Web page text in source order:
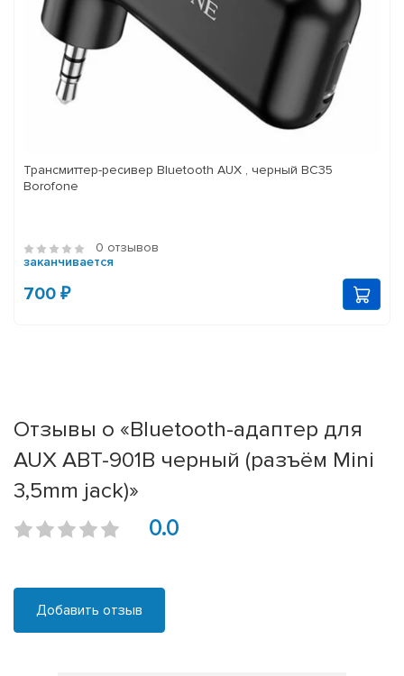
Трансмиттер-ресивер Bluetooth AUX , черный BC35
Borofone
0 отзывов
заканчивается
700 ₽
Отзывы о «Bluetooth-адаптер для
AUX ABT-901B черный (разъём Mini
3,5mm jack)»
0.0
Добавить отзыв